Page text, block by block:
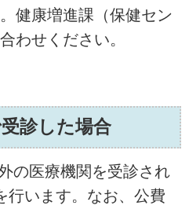
健康増進課（保健セン
わせください。
診した場合
の医療機関を受診され
行います。なお、公費